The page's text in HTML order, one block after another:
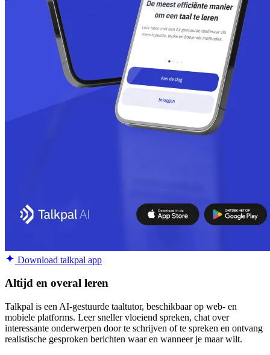
Download talkpal app
Altijd en overal leren
Talkpal is een AI-gestuurde taaltutor, beschikbaar op web- en
mobiele platforms. Leer sneller vloeiend spreken, chat over
interessante onderwerpen door te schrijven of te spreken en ontvang
realistische gesproken berichten waar en wanneer je maar wilt.